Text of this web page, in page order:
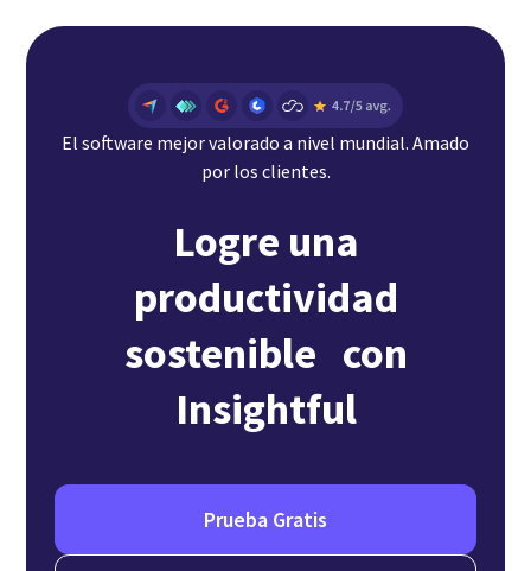
El software mejor valorado a nivel mundial. Amado
por los clientes.
Logre una
productividad
sostenible con
Insightful
Prueba Gratis